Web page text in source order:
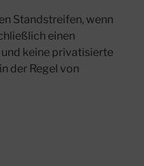
Standstreifen, wenn
einen
keine privatisierte
der Regel von